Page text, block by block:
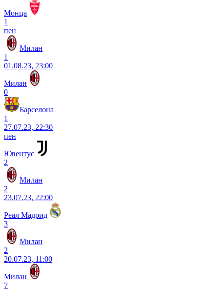
Монца
1
пен
Милан
1
01.08.23, 23:00
Милан
0
Барселона
1
27.07.23, 22:30
пен
Ювентус
2
Милан
2
23.07.23, 22:00
Реал Мадрид
3
Милан
2
20.07.23, 11:00
Милан
7